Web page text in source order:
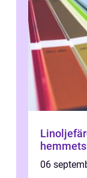
06